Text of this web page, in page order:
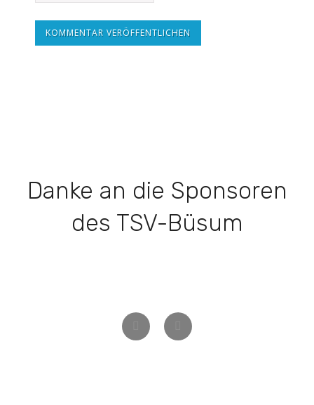
KOMMENTAR VERÖFFENTLICHEN
Danke an die Sponsoren
des TSV-Büsum
Zurück Weiter